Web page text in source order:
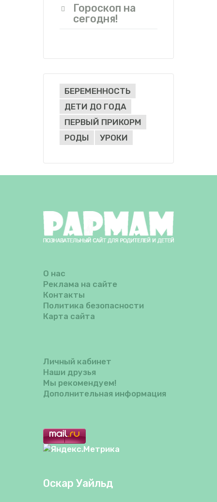
Гороскоп на
сегодня!
БЕРЕМЕННОСТЬ
ДЕТИ ДО ГОДА
ПЕРВЫЙ ПРИКОРМ
РОДЫ
УРОКИ
О нас
Реклама на сайте
Контакты
Политика безопасности
Карта сайта
Личный кабинет
Наши друзья
Мы рекомендуем!
Дополнительная информация
Оскар Уайльд